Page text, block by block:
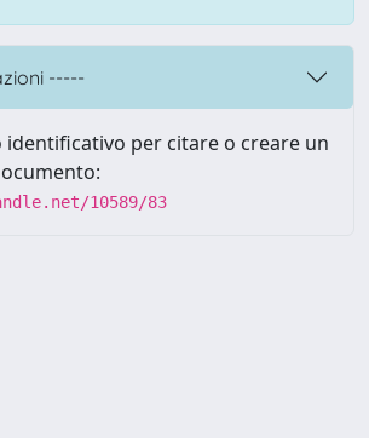
-----
identificativo per citare o creare un
10589/83